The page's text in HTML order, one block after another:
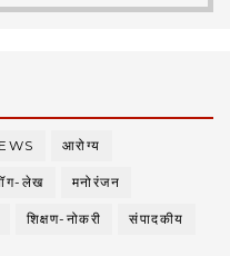
आरोग्य
लेख मनोरंजन
शिक्षण-नोकरी संपादकीय